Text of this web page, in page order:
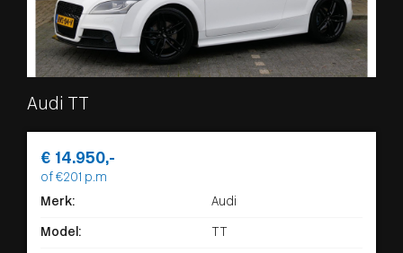
Audi TT
€ 14.950,-
of €201 p.m
Merk:
Audi
Model: TT